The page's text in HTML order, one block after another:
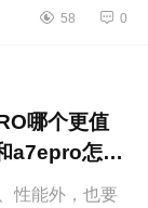
维A6E和
58 0
哪个更值
a7epro怎么
能外，也要